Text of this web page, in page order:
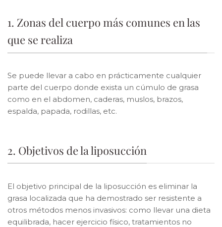
1. Zonas del cuerpo más comunes en las
que se realiza
Se puede llevar a cabo en prácticamente cualquier
parte del cuerpo donde exista un cúmulo de grasa
como en el abdomen, caderas, muslos, brazos,
espalda, papada, rodillas, etc.
2. Objetivos de la liposucción
El objetivo principal de la liposucción es eliminar la
grasa localizada que ha demostrado ser resistente a
otros métodos menos invasivos: como llevar una dieta
equilibrada, hacer ejercicio físico, tratamientos no